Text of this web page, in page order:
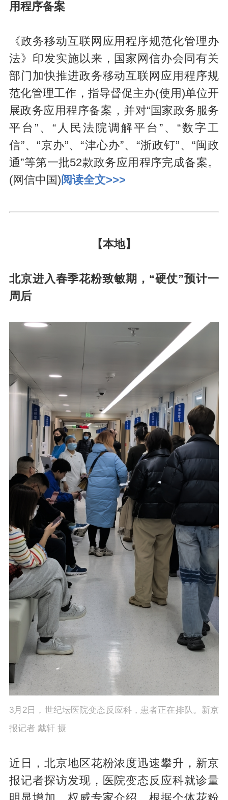
用程序备案
《政务移动互联网应用程序规范化管理办
法》印发实施以来，国家网信办会同有关
部门加快推进政务移动互联网应用程序规
范化管理工作，指导督促主办(使用)单位开
展政务应用程序备案，并对“国家政务服务
平台”、“人民法院调解平台”、“数字工
信”、“京办”、“津心办”、“浙政钉”、“闽政
通”等第一批52款政务应用程序完成备案。
(网信中国)阅读全文>>>
【本地】
北京进入春季花粉致敏期，“硬仗”预计一
周后
3月2日，世纪坛医院变态反应科，患者正在排队。新京
报记者 戴轩 摄
近日，北京地区花粉浓度迅速攀升，新京
报记者探访发现，医院变态反应科就诊量